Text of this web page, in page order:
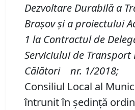
Dezvoltare Durabilă a
Braşov și a proiectului
1 la Contractul de
Serviciului de Transport
Călători nr. 1/2018;
Consiliul Local al
întrunit în ședință